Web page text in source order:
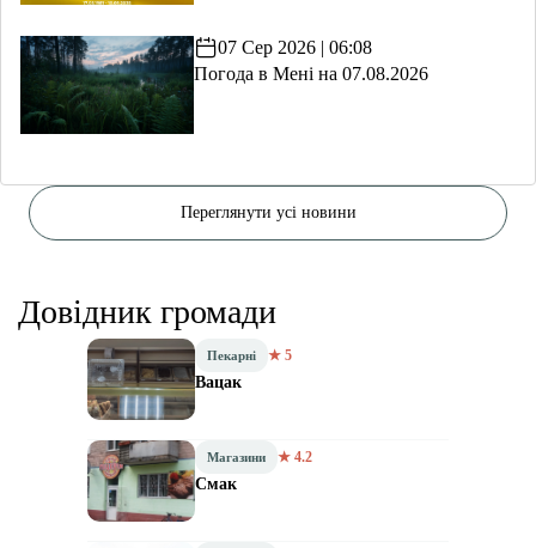
07 Сер 2026 | 06:08
Погода в Мені на 07.08.2026
Переглянути усі новини
Довідник громади
Пекарні ★ 5
Вацак
Магазини ★ 4.2
Смак